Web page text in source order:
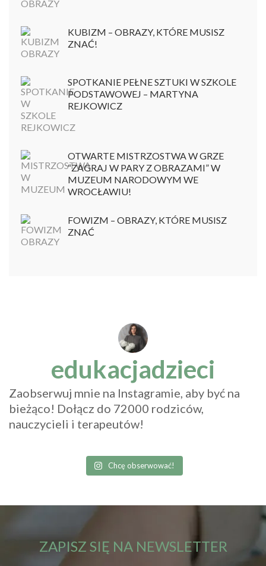
KUBIZM – OBRAZY, KTÓRE MUSISZ
ZNAĆ!
SPOTKANIE PEŁNE SZTUKI W SZKOLE
PODSTAWOWEJ – MARTYNA
REJKOWICZ
OTWARTE MISTRZOSTWA W GRZE
“ZAGRAJ W PARY Z OBRAZAMI” W
MUZEUM NARODOWYM WE
WROCŁAWIU!
FOWIZM – OBRAZY, KTÓRE MUSISZ
ZNAĆ
edukacjadzieci
Zaobserwuj mnie na Instagramie, aby być na
bieżąco! Dołącz do 72000 rodziców,
nauczycieli i terapeutów!
Chcę obserwować!
ZAPISZ SIĘ NA NEWSLETTER